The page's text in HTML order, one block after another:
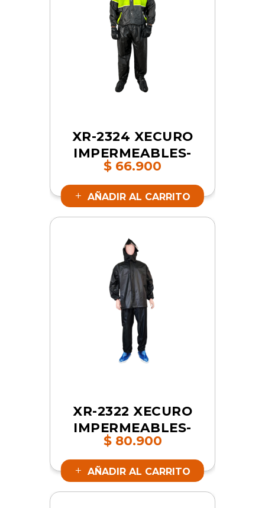
XR-2324 XECURO
IMPERMEABLES-
PVC DOS PIEZAS
VERDE-NEON 2XL |
SKU 12861
$ 66.900
AÑADIR AL CARRITO
XR-2322 XECURO
IMPERMEABLES-
PVC CON ZAPATO
AZUL 2XL | SKU
17485
$80.900
AÑADIR AL CARRITO